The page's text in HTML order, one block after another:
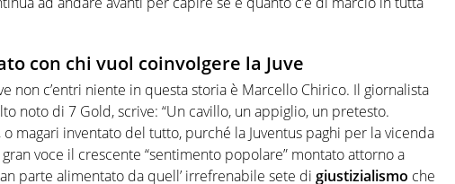
con chi vuol coinvolgere la Juve
non c’entri niente in questa storia è Marcello Chirico. Il giornalista
noto di 7 Gold, scrive: “Un cavillo, un appiglio, un pretesto.
o magari inventato del tutto, purché la Juventus paghi per la vicenda
voce il crescente “sentimento popolare” montato attorno a
parte alimentato da quell’ irrefrenabile sete di giustizialismo che